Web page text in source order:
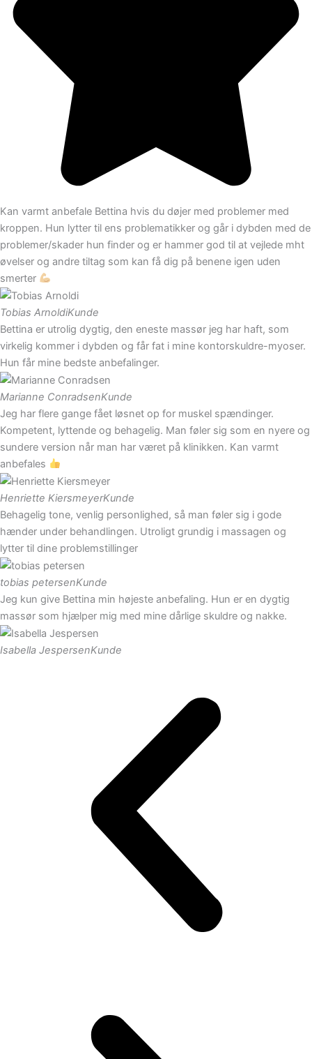
Kan varmt anbefale Bettina hvis du døjer med problemer med
kroppen. Hun lytter til ens problematikker og går i dybden med de
problemer/skader hun finder og er hammer god til at vejlede mht
øvelser og andre tiltag som kan få dig på benene igen uden
smerter
Tobias ArnoldiKunde
Bettina er utrolig dygtig, den eneste massør jeg har haft, som
virkelig kommer i dybden og får fat i mine kontorskuldre-myoser.
Hun får mine bedste anbefalinger.
Marianne ConradsenKunde
Jeg har flere gange fået løsnet op for muskel spændinger.
Kompetent, lyttende og behagelig. Man føler sig som en nyere og
sundere version når man har været på klinikken. Kan varmt
anbefales
Henriette KiersmeyerKunde
Behagelig tone, venlig personlighed, så man føler sig i gode
hænder under behandlingen. Utroligt grundig i massagen og
lytter til dine problemstillinger
tobias petersenKunde
Jeg kun give Bettina min højeste anbefaling. Hun er en dygtig
massør som hjælper mig med mine dårlige skuldre og nakke.
Isabella JespersenKunde